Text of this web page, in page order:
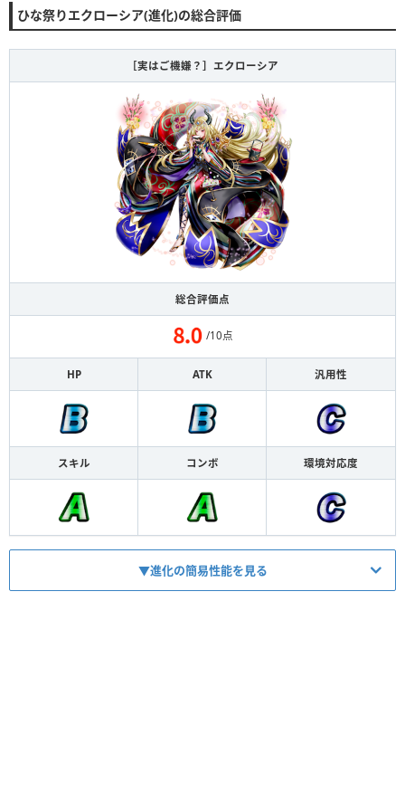
ひな祭りエクローシア(進化)の総合評価
［実はご機嫌？］エクローシア
総合評価点
/10点
HP ATK 汎用性
スキル コンボ 環境対応度
▼進化の簡易性能を見る